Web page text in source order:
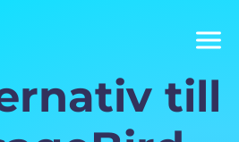
till